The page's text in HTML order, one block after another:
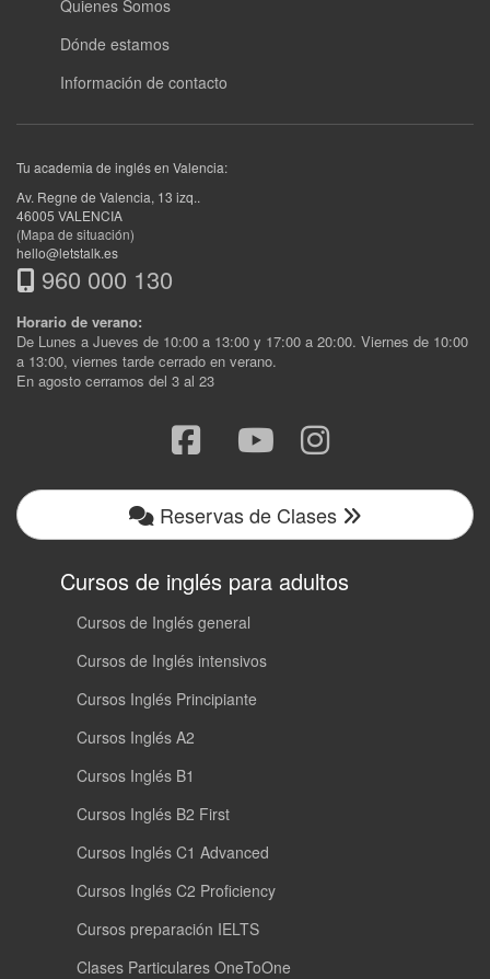
Quienes Somos
Dónde estamos
Información de contacto
Tu academia de inglés en Valencia:
Av. Regne de Valencia, 13 izq..
46005 VALENCIA
(Mapa de situación)
hello@letstalk.es
960 000 130
Horario de verano:
De Lunes a Jueves de 10:00 a 13:00 y 17:00 a 20:00. Viernes de 10:00
a 13:00, viernes tarde cerrado en verano.
En agosto cerramos del 3 al 23
Reservas de Clases
Cursos de inglés para adultos
Cursos de Inglés general
Cursos de Inglés intensivos
Cursos Inglés Principiante
Cursos Inglés A2
Cursos Inglés B1
Cursos Inglés B2 First
Cursos Inglés C1 Advanced
Cursos Inglés C2 Proficiency
Cursos preparación IELTS
Clases Particulares OneToOne